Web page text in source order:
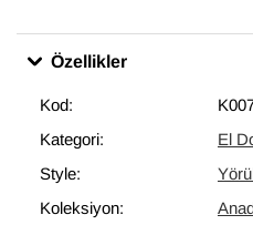
Özellikler
Kod:
Kategori:
El
Style:
Koleksiyon: